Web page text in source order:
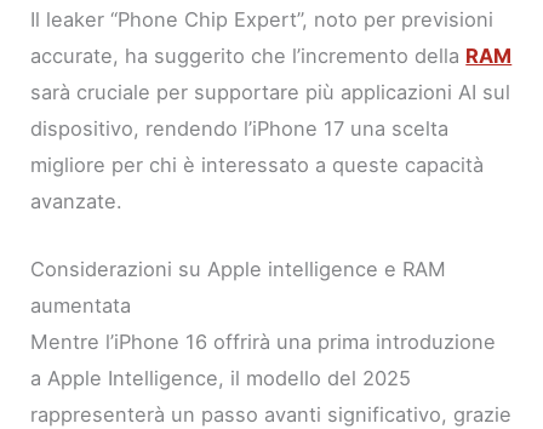
Il leaker “Phone Chip Expert”, noto per previsioni
accurate, ha suggerito che l’incremento della RAM
sarà cruciale per supportare più applicazioni AI sul
dispositivo, rendendo l’iPhone 17 una scelta
migliore per chi è interessato a queste capacità
avanzate.
Considerazioni su Apple intelligence e RAM
aumentata
Mentre l’iPhone 16 offrirà una prima introduzione
a Apple Intelligence, il modello del 2025
rappresenterà un passo avanti significativo, grazie